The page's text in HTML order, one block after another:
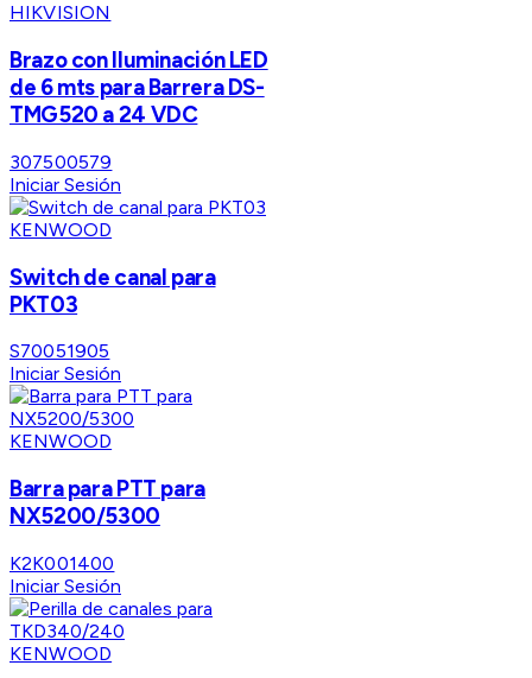
HIKVISION
Brazo con Iluminación LED
de 6 mts para Barrera DS-
TMG520 a 24 VDC
307500579
Iniciar Sesión
KENWOOD
Switch de canal para
PKT03
S70051905
Iniciar Sesión
KENWOOD
Barra para PTT para
NX5200/5300
K2K001400
Iniciar Sesión
KENWOOD